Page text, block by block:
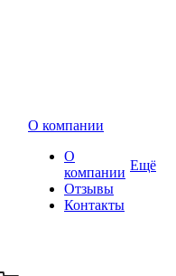
О компании
О
компании
Отзывы
Контакты
Ещё